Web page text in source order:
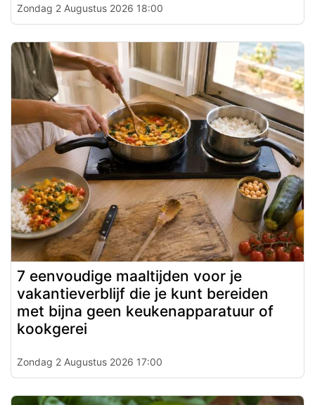
Zondag 2 Augustus 2026 18:00
7 eenvoudige maaltijden voor je
vakantieverblijf die je kunt bereiden
met bijna geen keukenapparatuur of
kookgerei
Zondag 2 Augustus 2026 17:00